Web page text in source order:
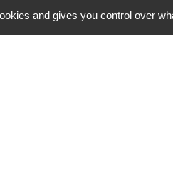
and gives you control over